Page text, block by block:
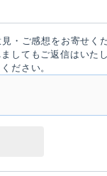
・ご感想をお寄せく
してもご返信はいた
ださい。